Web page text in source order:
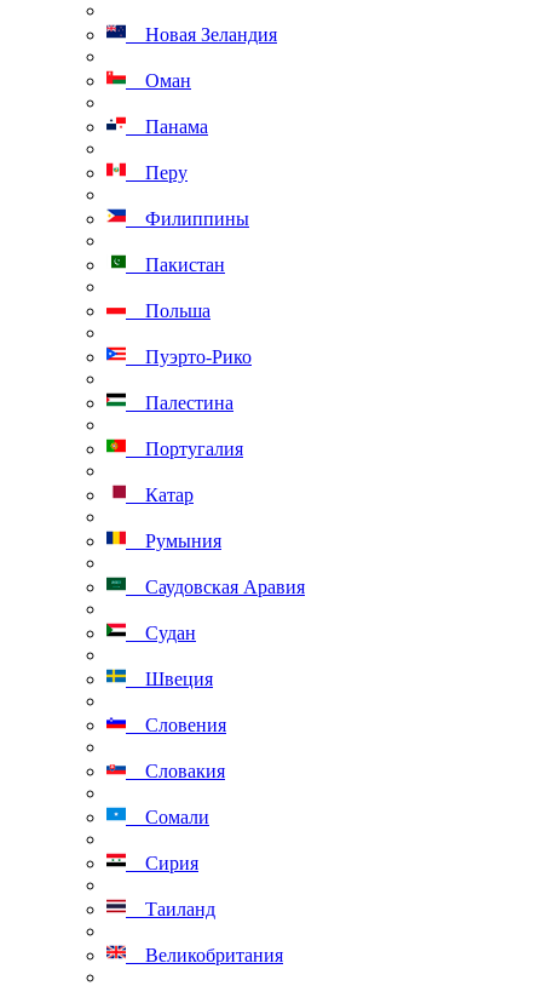
Новая Зеландия
Оман
Панама
Перу
Филиппины
Пакистан
Польша
Пуэрто-Рико
Палестина
Португалия
Катар
Румыния
Саудовская Аравия
Судан
Швеция
Словения
Словакия
Сомали
Сирия
Таиланд
Великобритания